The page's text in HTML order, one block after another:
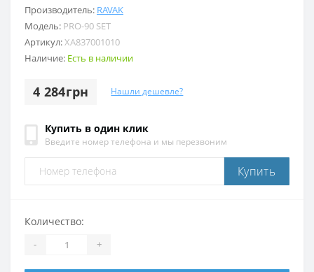
Производитель: RAVAK
Модель: PRO-90 SET
Артикул:XA837001010
Наличие: Есть в наличии
4 284грн Нашли дешевле?
Купить в один клик
Введите номер телефона и мы перезвоним
Купить
Количество:
- +